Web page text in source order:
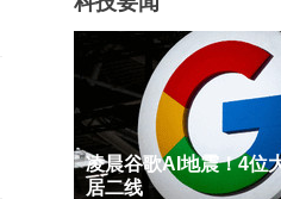
凌晨谷歌AI地震！4位
居二线